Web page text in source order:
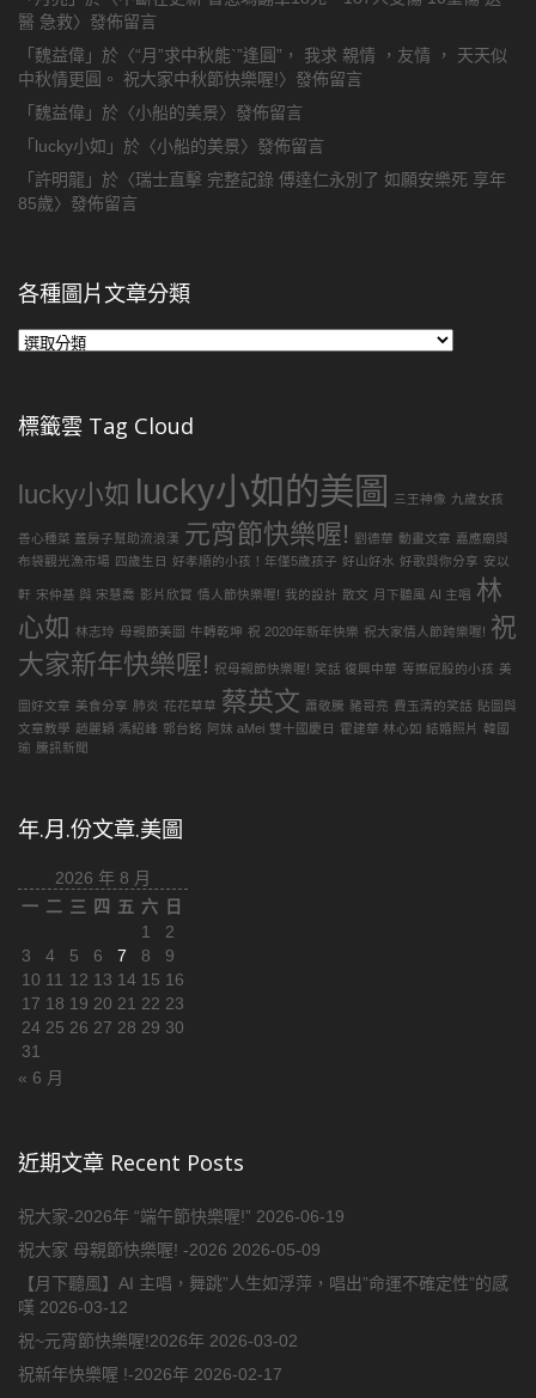
醫 急救〉發佈留言
「 魏益偉 」於〈“月”求中秋能`”逢圓”， 我求 親情 ，友情 ， 天天似
中秋情更圓。 祝大家中秋節快樂喔!〉發佈留言
「 魏益偉 」於〈小船的美景〉發佈留言
「 lucky小如 」於〈小船的美景〉發佈留言
「許明龍 」於〈瑞士直擊 完整記錄 傅達仁永別了 如願安樂死 享年
85歲〉發佈留言
各種圖片文章分類
各
片
文
分
類
標籤雲 Tag Cloud
lucky小如 lucky小如的美圖 三王神像 九歲女孩
善心種菜 蓋房子幫助流浪漢 元宵節快樂喔! 劉德華 動畫文章 嘉應廟與
布袋觀光漁市場 四歲生日 好孝順的小孩！年僅5歲孩子 好山好水 好歌與你分享 安以
軒 宋仲基 與 宋慧喬 影片欣賞 情人節快樂喔! 我的設計 散文 月下聽風 AI 主唱 林
心如 林志玲 母親節美圖 牛轉乾坤 祝 2020年新年快樂 祝大家情人節跨樂喔! 祝
大家新年快樂喔! 祝母親節快樂喔! 笑話 復興中華 等擦屁股的小孩 美
圖好文章 美食分享 肺炎 花花草草 蔡英文 蕭敬騰 豬哥亮 費玉清的笑話 貼圖與
文章教學 趙麗穎 馮紹峰 郭台銘 阿妹 aMei 雙十國慶日 霍建華 林心如 結婚照片
韓國
瑜 騰訊新聞
年.月.份文章.美圖
2026 年 8 月
一 二 三 四 五 六
日
1
2
3
4 5 6 7 8
9
10 11 12 13 14 15 16
17 18 19 20 21 22 23
24 25 26 27 28 29 30
31
« 6 月
近期文章 Recent Posts
祝大家-2026年 “端午節快樂喔!” 2026-06-19
祝大家 母親節快樂喔! -2026 2026-05-09
【月下聽風】AI 主唱，舞跳”人生如浮萍，唱出”命運不確定性”的感
嘆 2026-03-12
祝~元宵節快樂喔!2026年 2026-03-02
祝新年快樂喔 !-2026年 2026-02-17